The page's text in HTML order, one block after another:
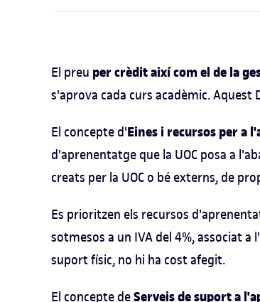
El preu per crèdit així com el de la
s'aprova cada curs acadèmic. Aquest
El concepte d'Eines i recursos per a
d'aprenentatge que la UOC posa a
creats per la UOC o bé externs, de
Es prioritzen els recursos
sotmesos a un IVA del 4%, associat
suport físic, no hi ha cost afegit.
El concepte deServeis de suport a